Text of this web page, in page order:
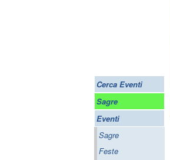
Cerca Eventi
Sagre
Eventi
Sagre
Feste